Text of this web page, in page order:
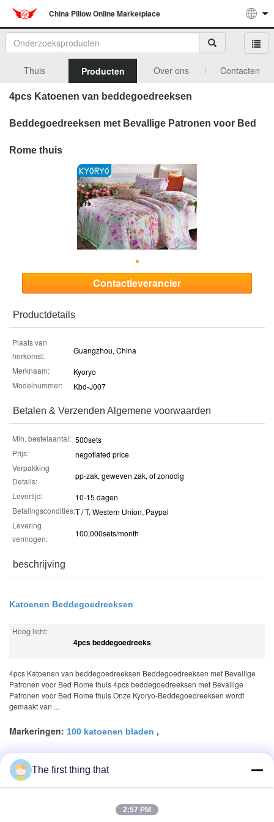
China Pillow Online Marketplace
Thuis Producten Over ons Contacten
4pcs Katoenen van beddegoedreeksen
Beddegoedreeksen met Bevallige Patronen voor Bed
Rome thuis
Contactleverancier
Productdetails
Plaats van
herkomst:
Guangzhou, China
Merknaam:
Kyoryo
Modelnummer:
Kbd-J007
Betalen & Verzenden Algemene voorwaarden
Min. bestelaantal: 500sets
Prijs:
negotiated price
Verpakking
Details:
pp-zak, geweven zak, of zonodig
Levertijd:
10-15 dagen
Betalingscondities:T / T, Western Union, Paypal
Levering
vermogen:
100,000sets/month
beschrijving
Katoenen Beddegoedreeksen
Hoog licht:
4pcs beddegoedreeks
4pcs Katoenen van beddegoedreeksen Beddegoedreeksen met Bevallige
Patronen voor Bed Rome thuis 4pcs beddegoedreeksen met Bevallige
Patronen voor Bed Rome thuis Onze Kyoryo-Beddegoedreeksen wordt
gemaakt van ...
Markeringen: 100 katoenen bladen ,
1000 aantal threadsbladen
het dekbedreeksen van de koningingrootte
Productomschrijving >
The first thing that
2:57 PM